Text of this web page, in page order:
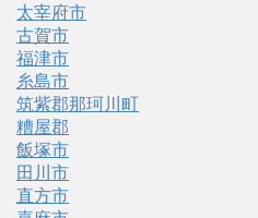
太宰府市
古賀市
福津市
糸島市
筑紫郡那珂川町
糟屋郡
飯塚市
田川市
直方市